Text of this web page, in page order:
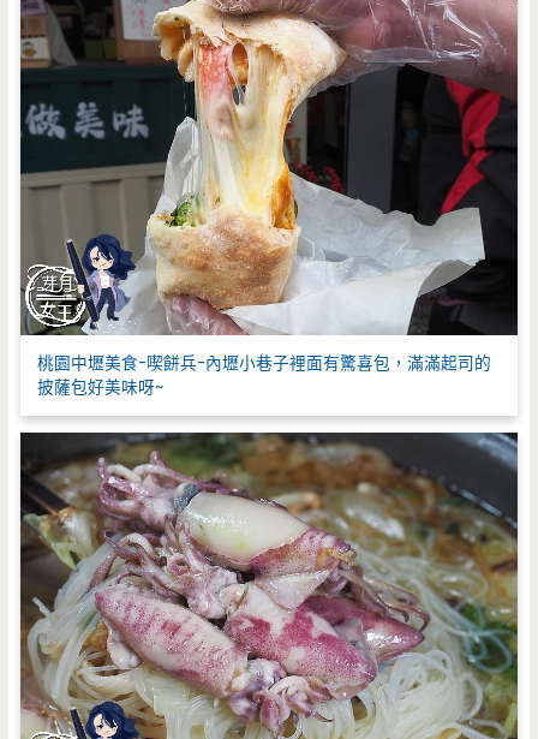
桃園中壢美食-喫餅兵-內壢小巷子裡面有驚喜包，滿滿起司的
披薩包好美味呀~